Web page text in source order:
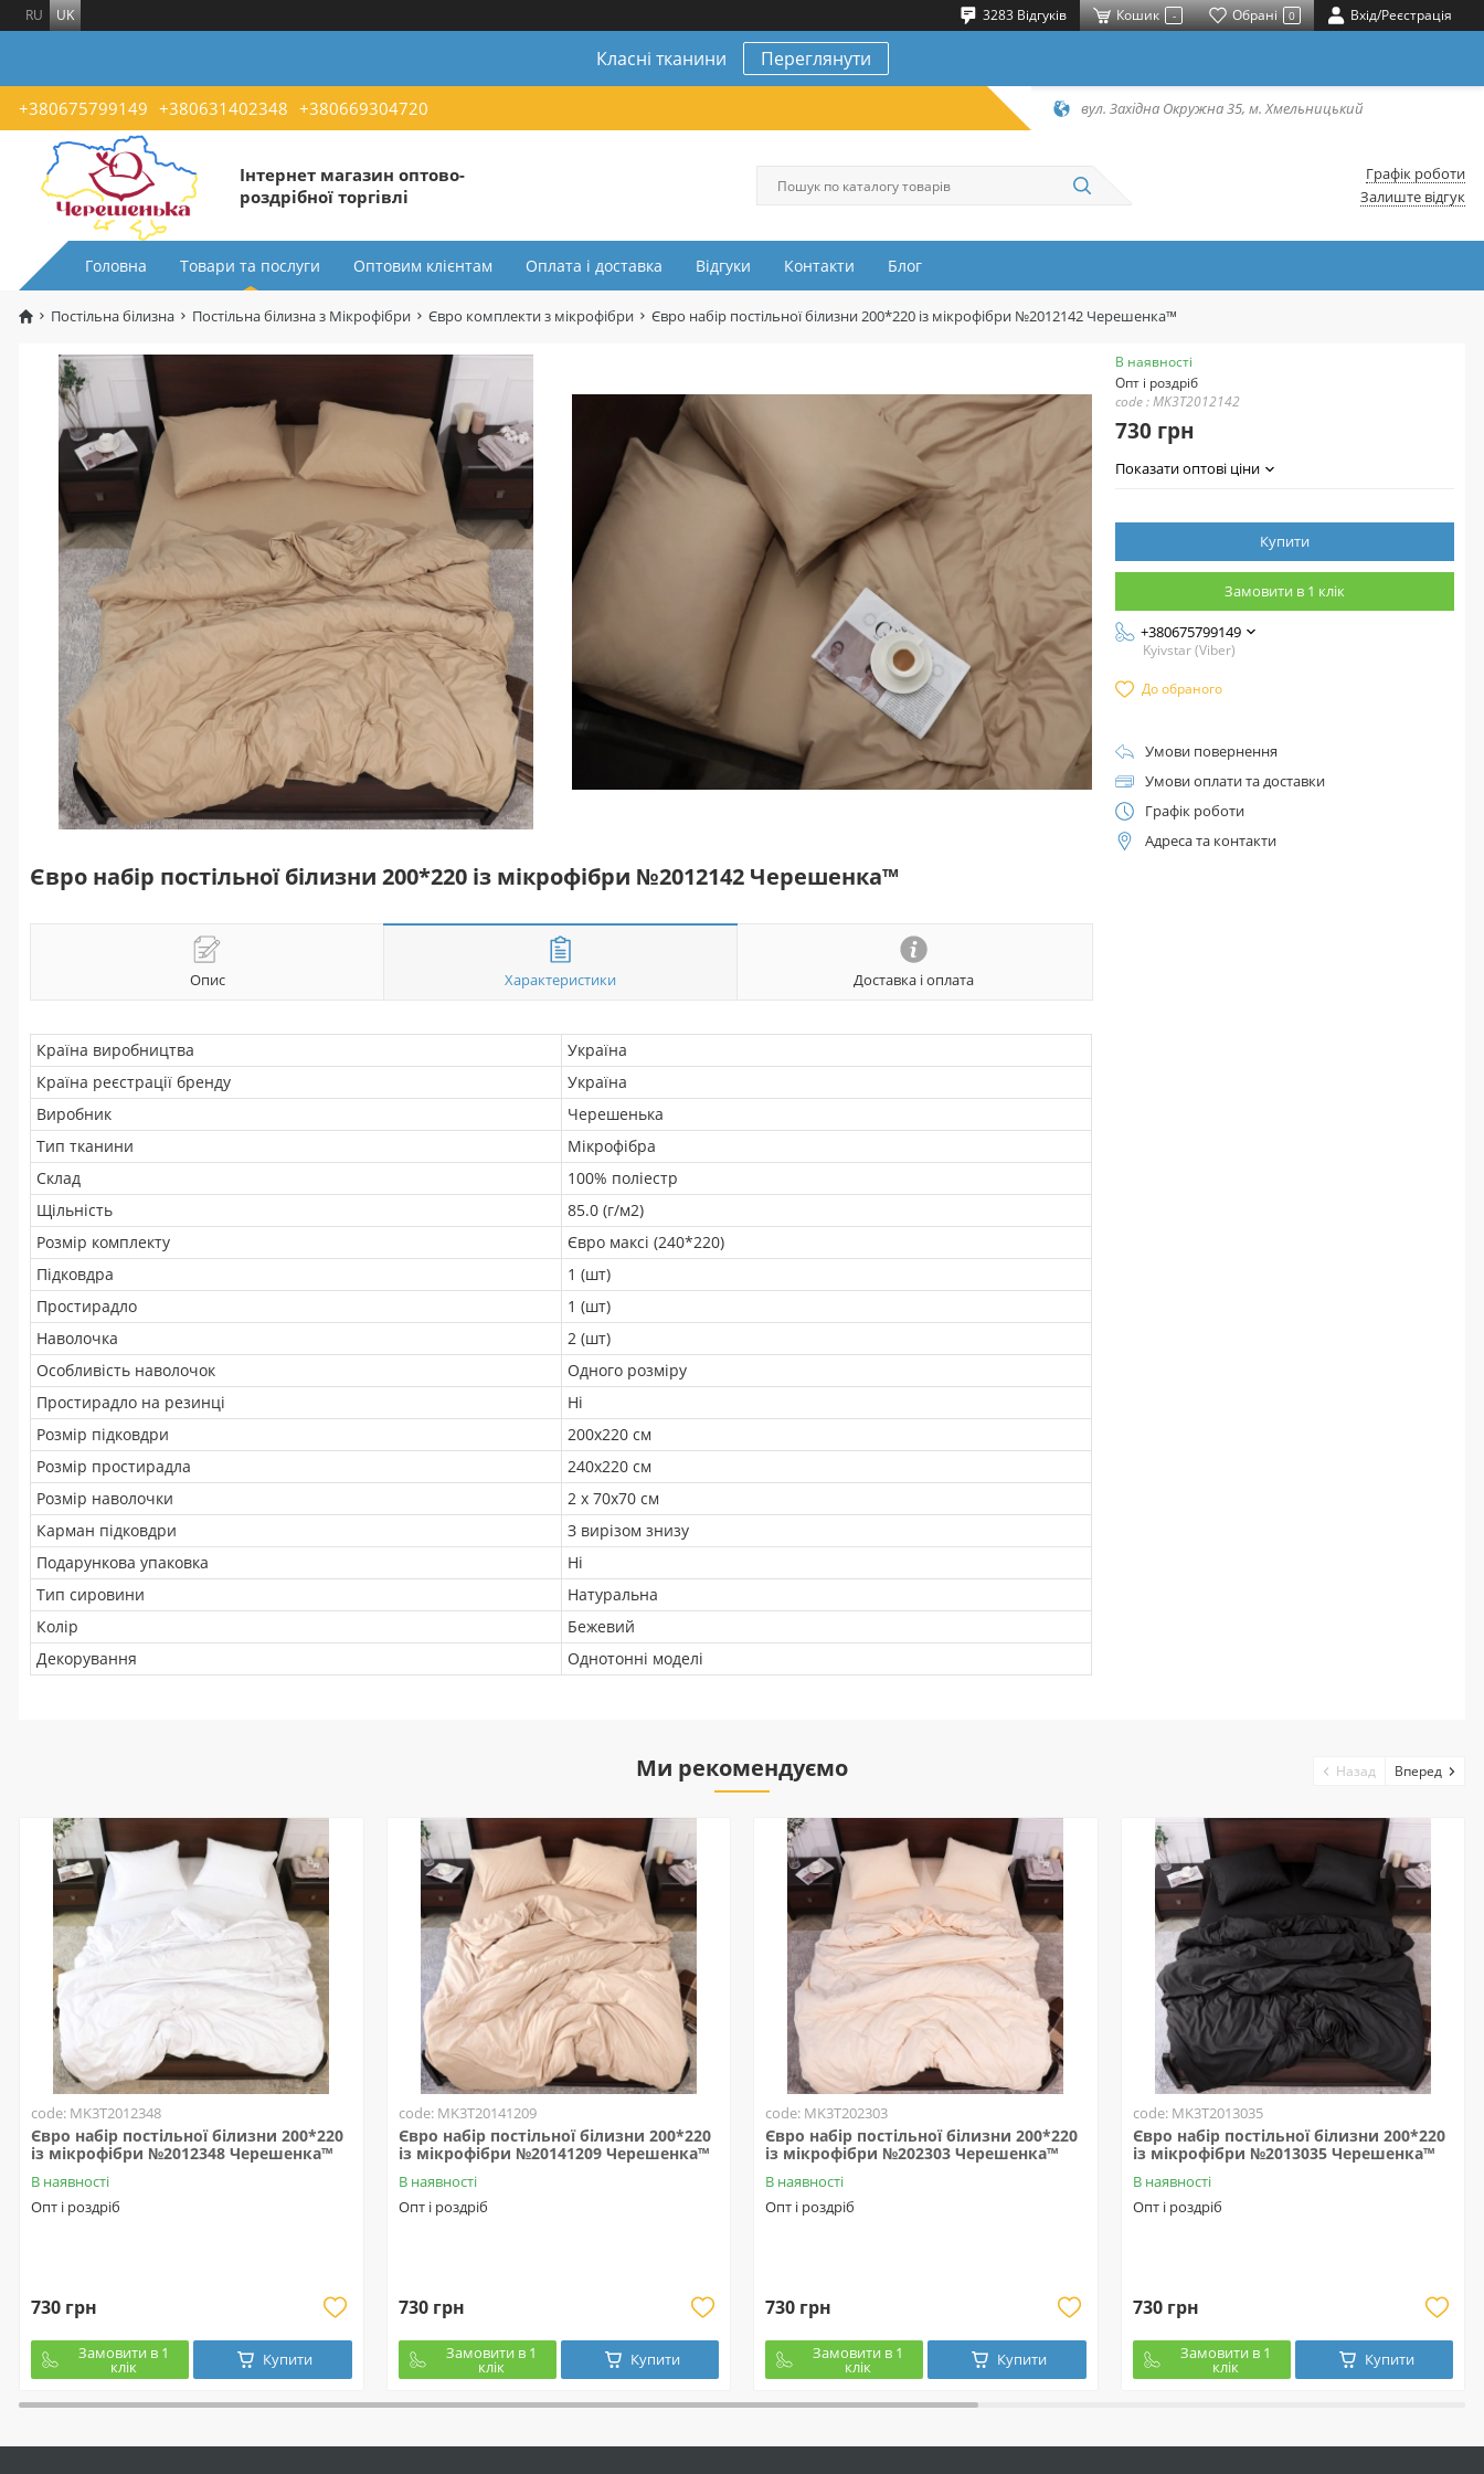
RU UK 3283 Відгуків Кошик - Обрані 0 Вхід/Реєстрація
Класні тканини Переглянути
+380675799149 +380631402348 +380669304720 вул. Західна Окружна 35, м. Хмельницький
Інтернет магазин оптово-
роздрібної торгівлі
Графік роботи
Залиште відгук
Головна Товари та послуги Оптовим клієнтам Оплата і доставка Відгуки Контакти Блог
Постільна білизна Постільна білизна з Мікрофібри Євро комплекти з мікрофібри Євро набір постільної білизни 200*220 із мікрофібри №2012142 Черешенка™
Євро набір постільної білизни 200*220 із мікрофібри №2012142 Черешенка™
Опис Характеристики Доставка і оплата
Країна виробництва
Україна
Країна реєстрації бренду
Україна
Виробник
Черешенька
Тип тканини
Мікрофібра
Склад
100% поліестр
Щільність
85.0 (г/м2)
Розмір комплекту
Євро максі (240*220)
Підковдра
1 (шт)
Простирадло
1 (шт)
Наволочка
2 (шт)
Особливість наволочок
Одного розміру
Простирадло на резинці
Ні
Розмір підковдри
200х220 см
Розмір простирадла
240х220 см
Розмір наволочки
2 х 70х70 см
Карман підковдри
З вирізом знизу
Подарункова упаковка
Ні
Тип сировини
Натуральна
Колір
Бежевий
Декорування
Однотонні моделі
В наявності
Опт і роздріб
code : MK3T2012142
730 грн
Показати оптові ціни
Купити
Замовити в 1 клік
+380675799149
Kyivstar (Viber)
До обраного
Умови повернення
Умови оплати та доставки
Графік роботи
Адреса та контакти
Ми рекомендуємо
code: MK3T2012348
Євро набір постільної білизни 200*220
із мікрофібри №2012348 Черешенка™
В наявності
Опт і роздріб
730 грн
Замовити в 1
клік Купити
code: MK3T20141209
Євро набір постільної білизни 200*220
із мікрофібри №20141209 Черешенка™
В наявності
Опт і роздріб
730 грн
Замовити в 1
клік Купити
code: MK3T202303
Євро набір постільної білизни 200*220
із мікрофібри №202303 Черешенка™
В наявності
Опт і роздріб
730 грн
Замовити в 1
клік Купити
code: MK3T2013035
Євро набір постільної білизни 200*220
із мікрофібри №2013035 Черешенка™
В наявності
Опт і роздріб
730 грн
Замовити в 1
клік Купити
Назад Вперед